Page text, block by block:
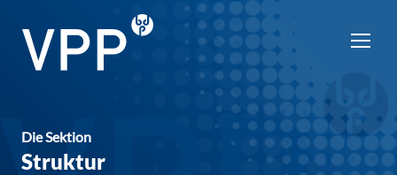
Die Sektion
Struktur